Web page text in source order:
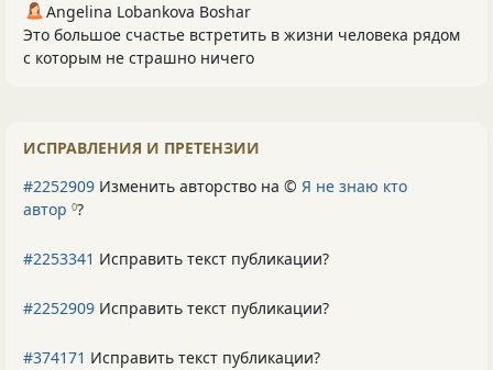
Angelina Lobankova Boshar
Это большое счастье встретить в жизни человека рядом
с которым не страшно ничего
ИСПРАВЛЕНИЯ И ПРЕТЕНЗИИ
#2252909 Изменить авторство на © Я не знаю кто
автор 0?
#2253341 Исправить текст публикации?
#2252909 Исправить текст публикации?
#374171 Исправить текст публикации?